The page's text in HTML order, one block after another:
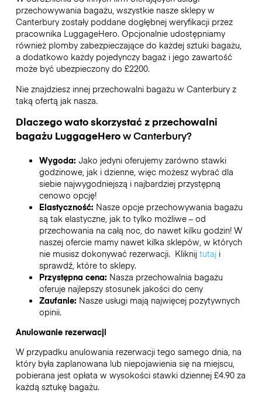
przechowywania bagażu,wszystkie nasze sklepy w
Canterburyzostały poddane dogłębnej weryfikacji przez
pracownika LuggageHero. Opcjonalnie udostępniamy
również plomby zabezpieczające do każdej sztuki bagażu,
a dodatkowo każdy pojedynczy bagaż i jego zawartość
może być ubezpieczony do £2200.
Nie znajdziesz innej przechowalni bagażu w Canterburyz
taką ofertą jak nasza.
Dlaczego wato skorzystać z przechowalni
bagażu LuggageHerowCanterbury?
Wygoda: Jako jedyni oferujemy zarówno stawki
godzinowe, jak i dzienne, więc możesz wybrać dla
siebie najwygodniejszą i najbardziej przystępną
cenowo opcję!
Elastyczność: Nasze opcje przechowywania bagażu
są tak elastyczne, jak to tylko możliwe – od
przechowania na całą noc, do nawet kilku godzin! W
naszej ofercie mamy nawet kilka sklepów, w których
nie musisz dokonywać rezerwacji. Kliknij tutaji
sprawdź, które to sklepy.
Przystępna cena: Nasza przechowalnia bagażu
oferuje najlepszy stosunek jakości do ceny
Zaufanie: Nasze usługi mają najwięcej pozytywnych
opinii.
Anulowanie rezerwacji
W przypadku anulowania rezerwacji tego samego dnia, na
który była zaplanowana lub niepojawienia się na miejscu,
pobierana jest opłata w wysokości stawki dziennej £4.90 za
każdą sztukę bagażu.